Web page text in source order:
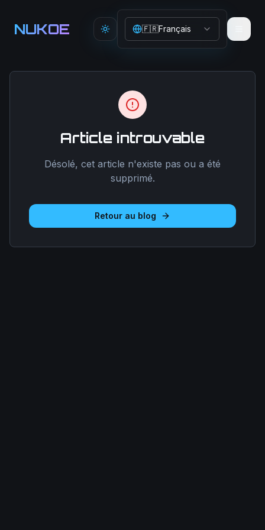
NUKOE Toggle theme
🇫🇷Français
Article introuvable
Désolé, cet article n'existe pas ou a été
supprimé.
Retour au blog